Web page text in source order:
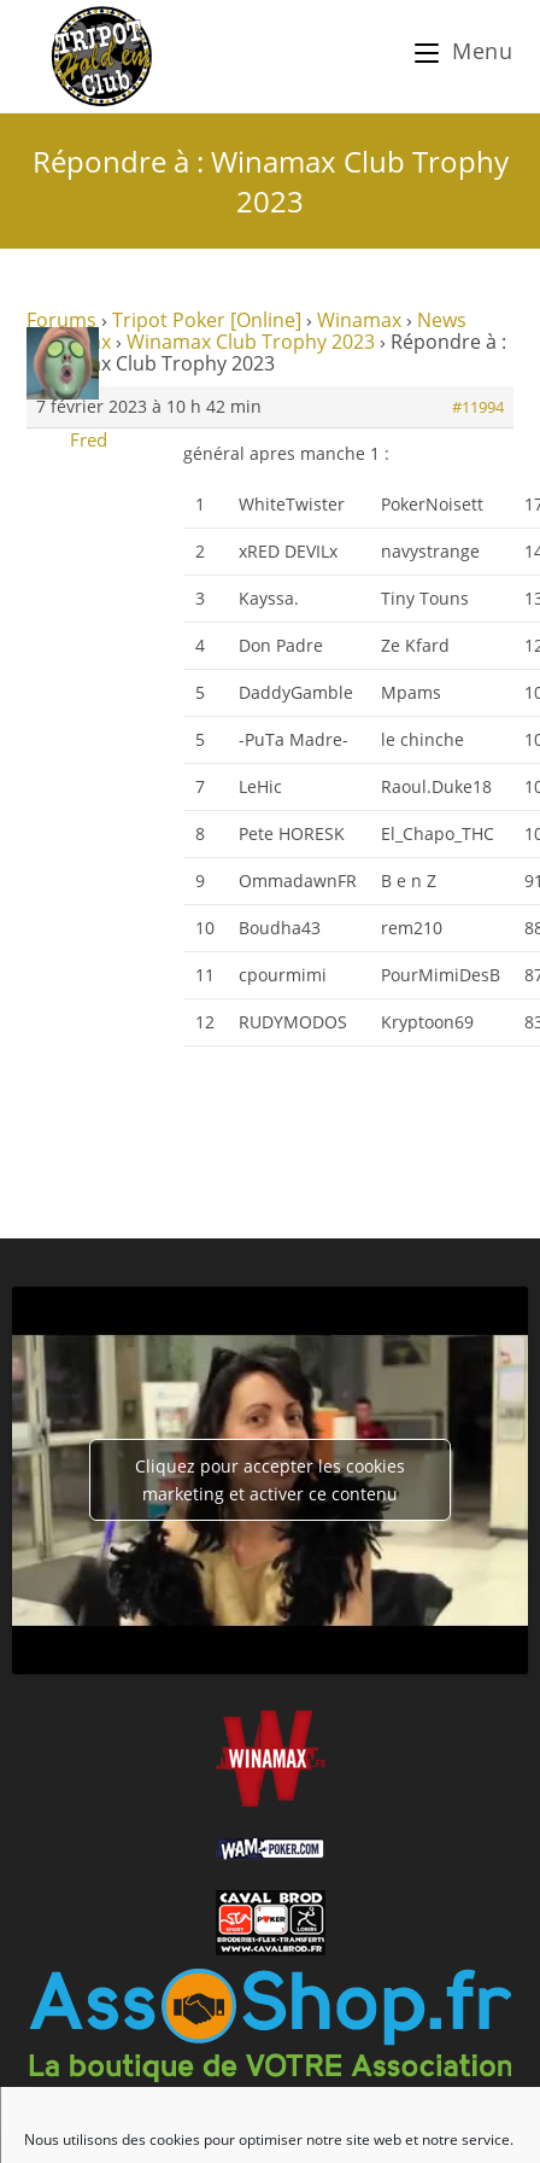
Nous utilisons des cookies pour optimiser notre site web et notre service.
Menu
Répondre à : Winamax Club Trophy
2023
Forums › Tripot Poker [Online] › Winamax › News
Winamax › Winamax Club Trophy 2023 › Répondre à :
Winamax Club Trophy 2023
7 février 2023 à 10 h 42 min #11994
Fred
général apres manche 1 :
1 WhiteTwister PokerNoisett
2 xRED DEVILx navystrange
3 Kayssa. Tiny Touns
4 Don Padre Ze Kfard
5 DaddyGamble Mpams
5 -PuTa Madre- le chinche
7 LeHic Raoul.Duke18
8 Pete HORESK El_Chapo_THC
9 OmmadawnFR B e n Z
10 Boudha43 rem210
11 cpourmimi PourMimiDesB
12 RUDYMODOS Kryptoon69
Cliquez pour accepter les cookies
marketing et activer ce contenu
Championnats